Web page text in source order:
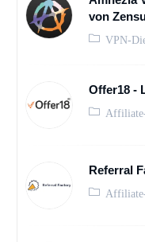
von
VPN-
Offer18 -
Affiliate-
Referral
Affiliate-